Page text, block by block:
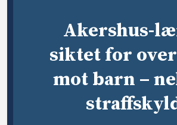
Akershus-
siktet for
mot barn –